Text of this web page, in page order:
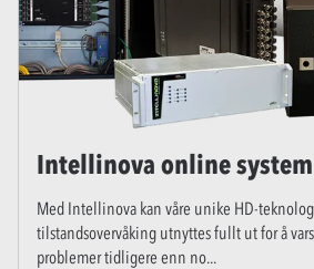
Intellinova online system
Med Intellinova kan våre unike HD-
tilstandsovervåking utnyttes fullt ut for å
problemer tidligere enn no...